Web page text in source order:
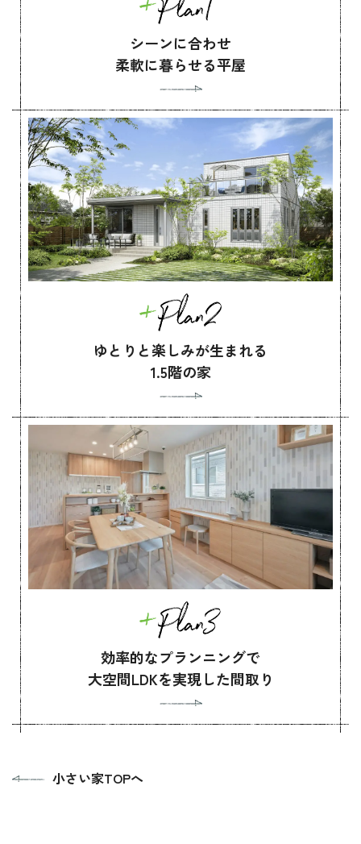
シーンに合わせ
柔軟に暮らせる平屋
ゆとりと楽しみが生まれる
1.5階の家
効率的なプランニングで
大空間LDKを実現した間取り
小さい家TOPへ